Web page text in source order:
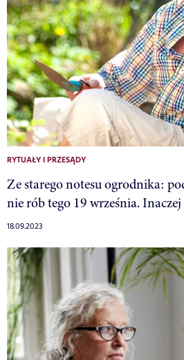
RYTUAŁY I PRZESĄDY
Ze starego notesu ogrodnika:
nie rób tego 19 września.
18.09.2023